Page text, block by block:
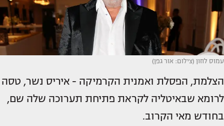
עמוס לוזון (צילום: אור גפן)
הצלמת, הפסלת ואמנית הקרמיקה - איריס נשר, טסה
לרומא שבאיטליה לקראת פתיחת תערוכה שלה שם,
בחודש מאי הקרוב.